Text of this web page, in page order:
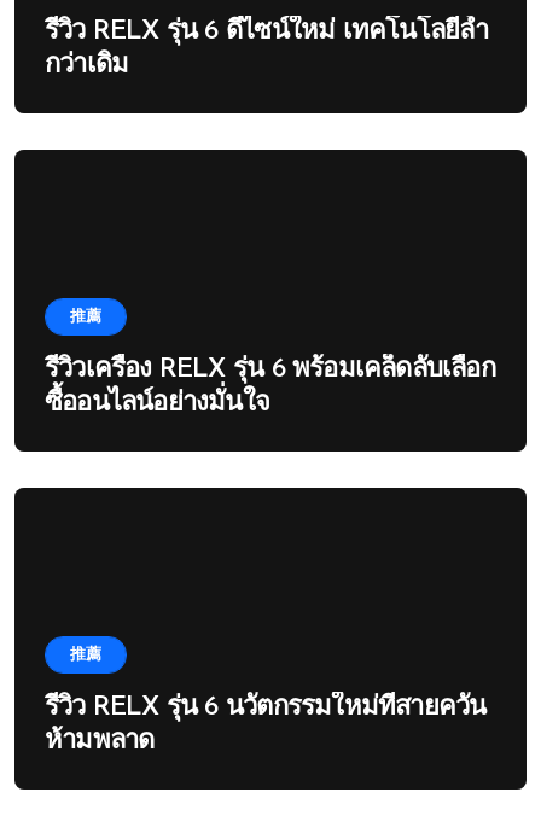
รีวิว RELX รุ่น 6 ดีไซน์ใหม่ เทคโนโลยีล้ำ
กว่าเดิม
推薦
รีวิวเครื่อง RELX รุ่น 6 พร้อมเคล็ดลับเลือก
ซื้ออนไลน์อย่างมั่นใจ
推薦
รีวิว RELX รุ่น 6 นวัตกรรมใหม่ที่สายควัน
ห้ามพลาด